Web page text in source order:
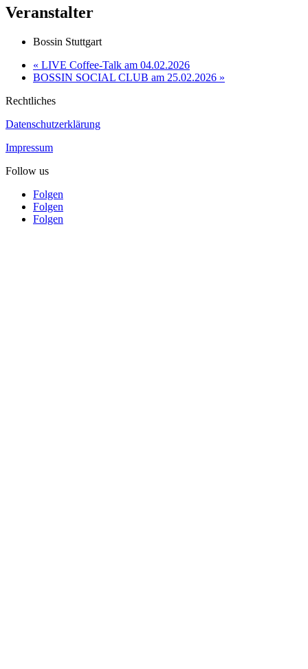
Veranstalter
Bossin Stuttgart
« LIVE Coffee-Talk am 04.02.2026
BOSSIN SOCIAL CLUB am 25.02.2026 »
Rechtliches
Datenschutzerklärung
Impressum
Follow us
Folgen
Folgen
Folgen